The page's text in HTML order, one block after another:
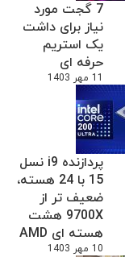
7 گجت مورد
نیاز برای داشت
یک استریم
حرفه ای
11 مهر 1403
پردازنده i9 نسل
15 با 24 هسته،
ضعیف تر از
9700X هشت
هسته ای AMD
10 مهر 1403